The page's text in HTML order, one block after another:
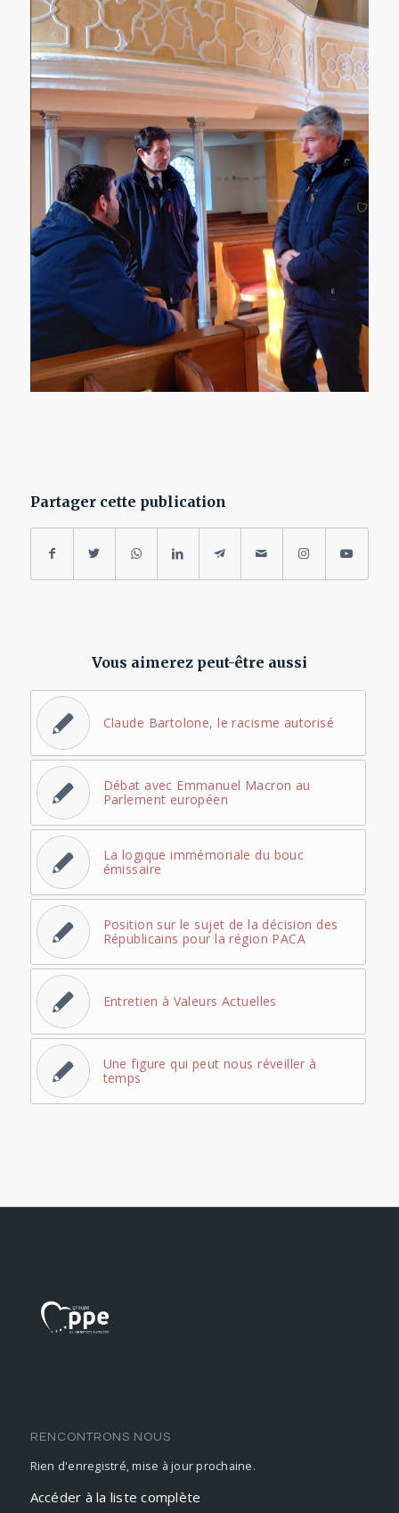
Partager cette publication
Vous aimerez peut-être aussi
Claude Bartolone, le racisme autorisé
Débat avec Emmanuel Macron au
Parlement européen
La logique immémoriale du bouc
émissaire
Position sur le sujet de la décision des
Républicains pour la région PACA
Entretien à Valeurs Actuelles
Une figure qui peut nous réveiller à
temps
RENCONTRONS NOUS
Rien d'enregistré, mise à jour prochaine.
Accéder à la liste complète